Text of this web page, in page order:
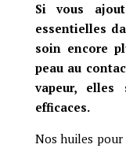
Si vous
essentielles
soin encore
peau au
vapeur, elles
efficaces.
Nos huiles pour